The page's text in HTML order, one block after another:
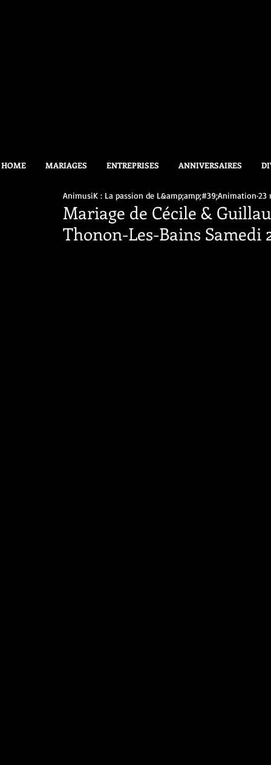
HOME MARIAGES ENTREPRISES ANNIVERSAIRES
Mariage de Cécile &
Thonon-Les-Bains Samedi
AnimusiK : La passion de L&amp;amp;#39;Animation 23